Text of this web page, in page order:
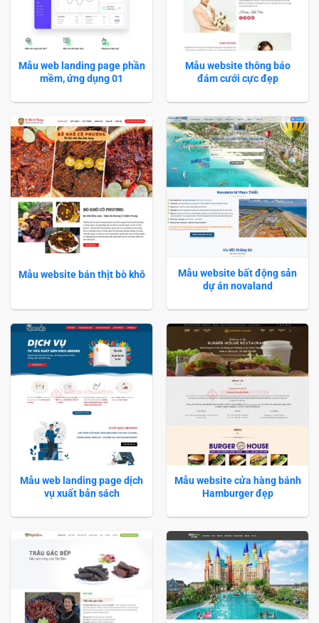
Mẫu web landing page phần
mềm, ứng dụng 01
Mẫu website thông báo
đám cưới cực đẹp
Mẫu website bán thịt bò khô
Mẫu website bất động sản
dự án novaland
Mẫu web landing page dịch
vụ xuất bản sách
Mẫu website cửa hàng bánh
Hamburger đẹp